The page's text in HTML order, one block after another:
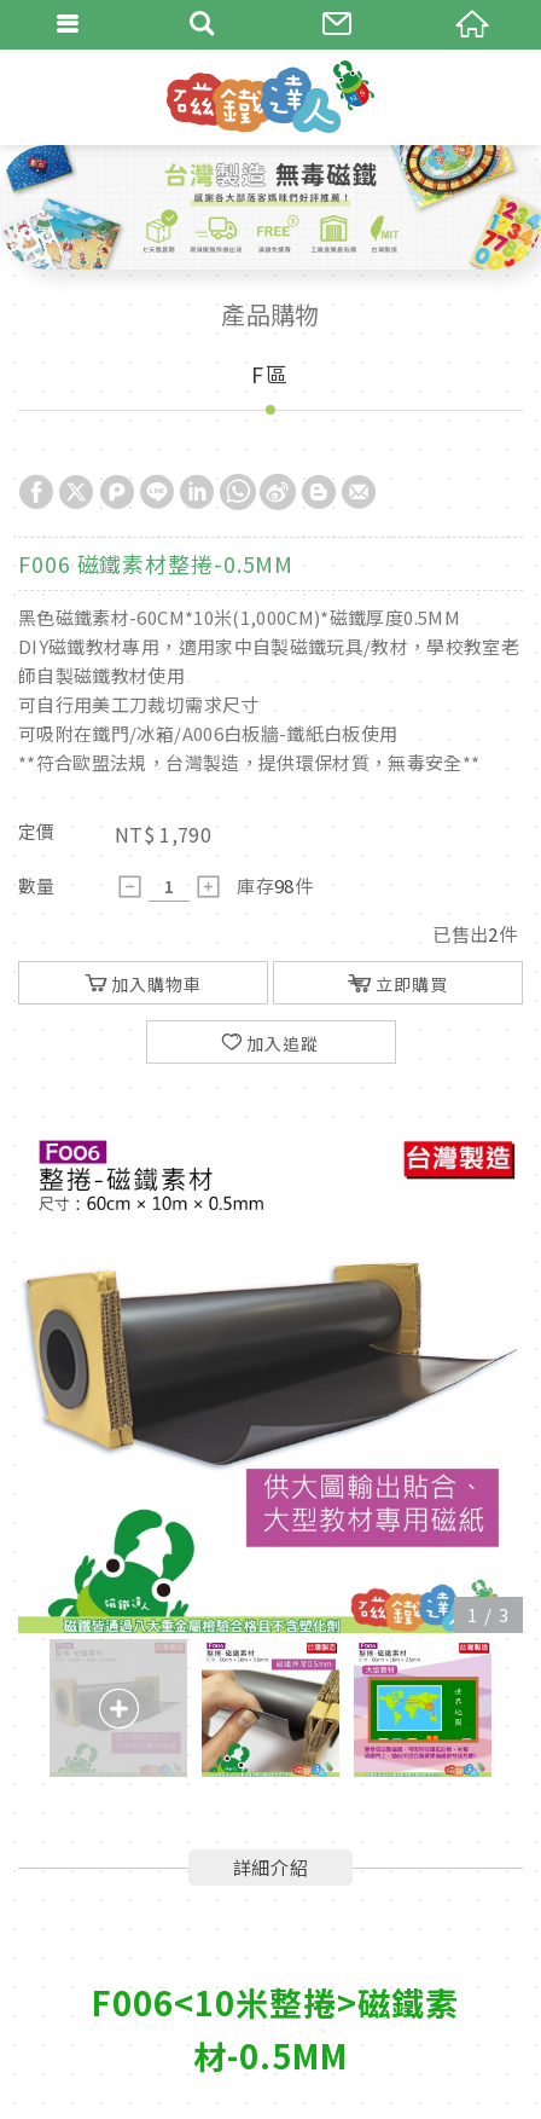
產品購物
F區
F006 磁鐵素材整捲-0.5MM
黑色磁鐵素材-60CM*10米(1,000CM)*磁鐵厚度0.5MM
DIY磁鐵教材專用，適用家中自製磁鐵玩具/教材，學校教室老
師自製磁鐵教材使用
可自行用美工刀裁切需求尺寸
可吸附在鐵門/冰箱/A006白板牆-鐵紙白板使用
**符合歐盟法規，台灣製造，提供環保材質，無毒安全**
定價 NT$ 1,790
數量 庫存98件
已售出2件
加入購物車 立即購買
加入追蹤
1 / 3
詳細介紹
F006<10米整捲>磁鐵素
材-0.5MM